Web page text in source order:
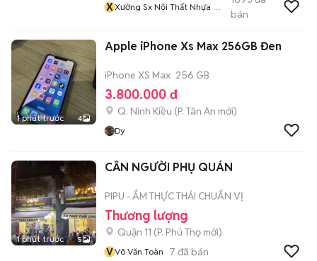
XXưởng Sx Nội Thất Nhựa ĐL
bán
1 phút trước 4
Apple iPhone Xs Max 256GB Đen
iPhone XS Max 256 GB
3.800.000 đ
Q. Ninh Kiều (P. Tân An mới)
Dy
1 phút trước 5
CẦN NGƯỜI PHỤ QUÁN
PIPU - ẨM THỰC THÁI CHUẨN VỊ
Thương lượng
Quận 11 (P. Phú Thọ mới)
VVõ Văn Toàn 7 đã bán